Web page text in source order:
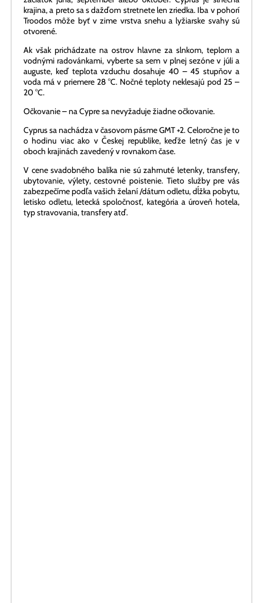
otvorené.
Ak však prichádzate na ostrov hlavne za slnkom, teplom a
auguste, keď teplota vzduchu dosahuje 40 – 45 stupňov a
voda má v priemere 28 °C. Nočné teploty neklesajú pod 25 –
20 °C.
Očkovanie – na Cypre sa nevyžaduje žiadne očkovanie.
Cyprus sa nachádza v časovom pásme GMT +2. Celoročne je to
oboch krajinách zavedený v rovnakom čase.
V cene svadobného balíka nie sú zahrnuté letenky, transfery,
zabezpečíme podľa vašich želaní /dátum odletu, dĺžka pobytu,
letisko odletu, letecká spoločnosť, kategória a úroveň hotela,
typ stravovania, transfery atď.